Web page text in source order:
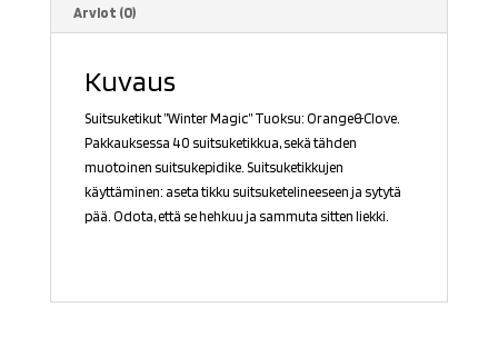
Arviot (0)
Kuvaus
Suitsuketikut ”Winter Magic” Tuoksu: Orange&Clove.
Pakkauksessa 40 suitsuketikkua, sekä tähden
muotoinen suitsukepidike. Suitsuketikkujen
käyttäminen: aseta tikku suitsuketelineeseen ja sytytä
pää. Odota, että se hehkuu ja sammuta sitten liekki.